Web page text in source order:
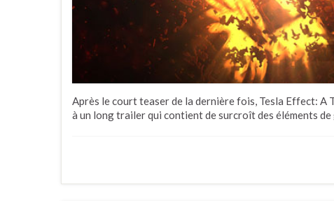
Après le court teaser de la dernière fois, Tesla Effect:
à un long trailer qui contient de surcroît des éléments de